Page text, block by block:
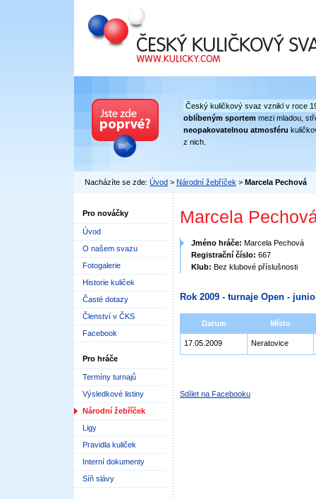
Český kuličkový svaz
Český kuličkový svaz vznikl v roce
oblíbeným sportem mezi mladou,
neopakovatelnou atmosféru
z nich.
Nacházíte se zde: Úvod > Národní žebříček > Marcela Pechová
Pro nováčky
Úvod
O našem svazu
Fotogalerie
Historie kuliček
Časté dotazy
Členství v ČKS
Facebook
Pro hráče
Termíny turnajů
Výsledkové listiny
Národní žebříček
Ligy
Pravidla kuliček
Interní dokumenty
Síň slávy
Marcela
Jméno hráče: Marcela Pechová
Registrační číslo: 667
Klub: Bez klubové příslušnosti
Rok 2009 - turnaje Open -
Datum Místo
17.05.2009 Neratovice
Sdílet na Facebooku